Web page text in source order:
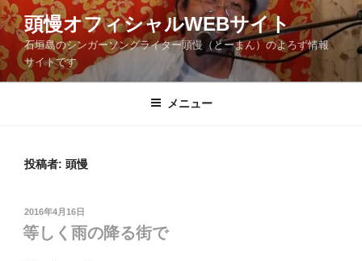
コ
ン
テ
ン
ツ
頭慢オフィシャルWEBサイト
石垣島のシンガーソングライター頭慢（とーまん）のよろず情報
サイトです
メニュー
投稿者: 頭慢
投
稿
日:
2016年4月16日
等しく雨の降る街で